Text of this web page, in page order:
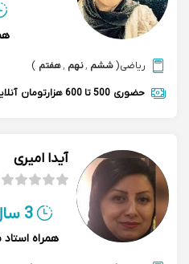
ریاضی(ششم ,نهم ,هفتم )
حضوری 500 تا 600 هزارتومان
آیدا امیری
3 سال
همراه استاد